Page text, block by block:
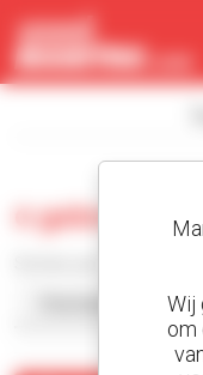
0 gebruikt
Cookies beheer paneel
Wij
om